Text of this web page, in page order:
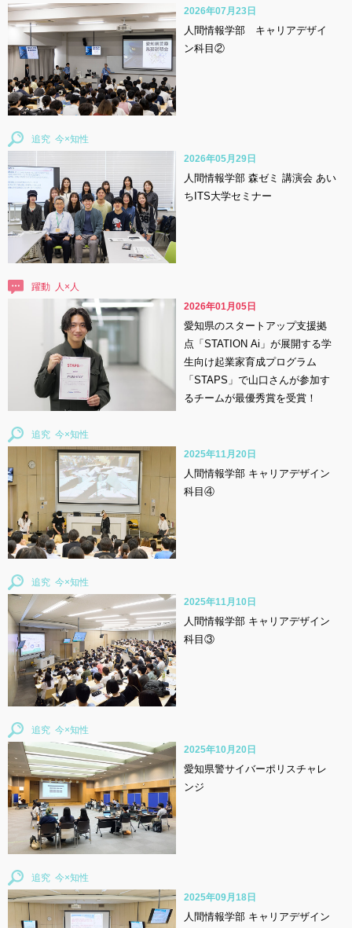
人間情報学部 キャリアデザイ
ン科目②
2026年07月23日
追究
人間情報学部 森ゼミ 講演会 あい
ちITS大学セミナー
2026年05月29日
躍動
愛知県のスタートアップ支援拠
点「STATION Ai」が展開する学
生向け起業家育成プログラム
「STAPS」で山口さんが参加す
るチームが最優秀賞を受賞！
2026年01月05日
追究
人間情報学部 キャリアデザイン
科目④
2025年11月20日
追究
人間情報学部 キャリアデザイン
科目③
2025年11月10日
追究
愛知県警サイバーポリスチャレ
ンジ
2025年10月20日
追究
人間情報学部 キャリアデザイン
2025年09月18日